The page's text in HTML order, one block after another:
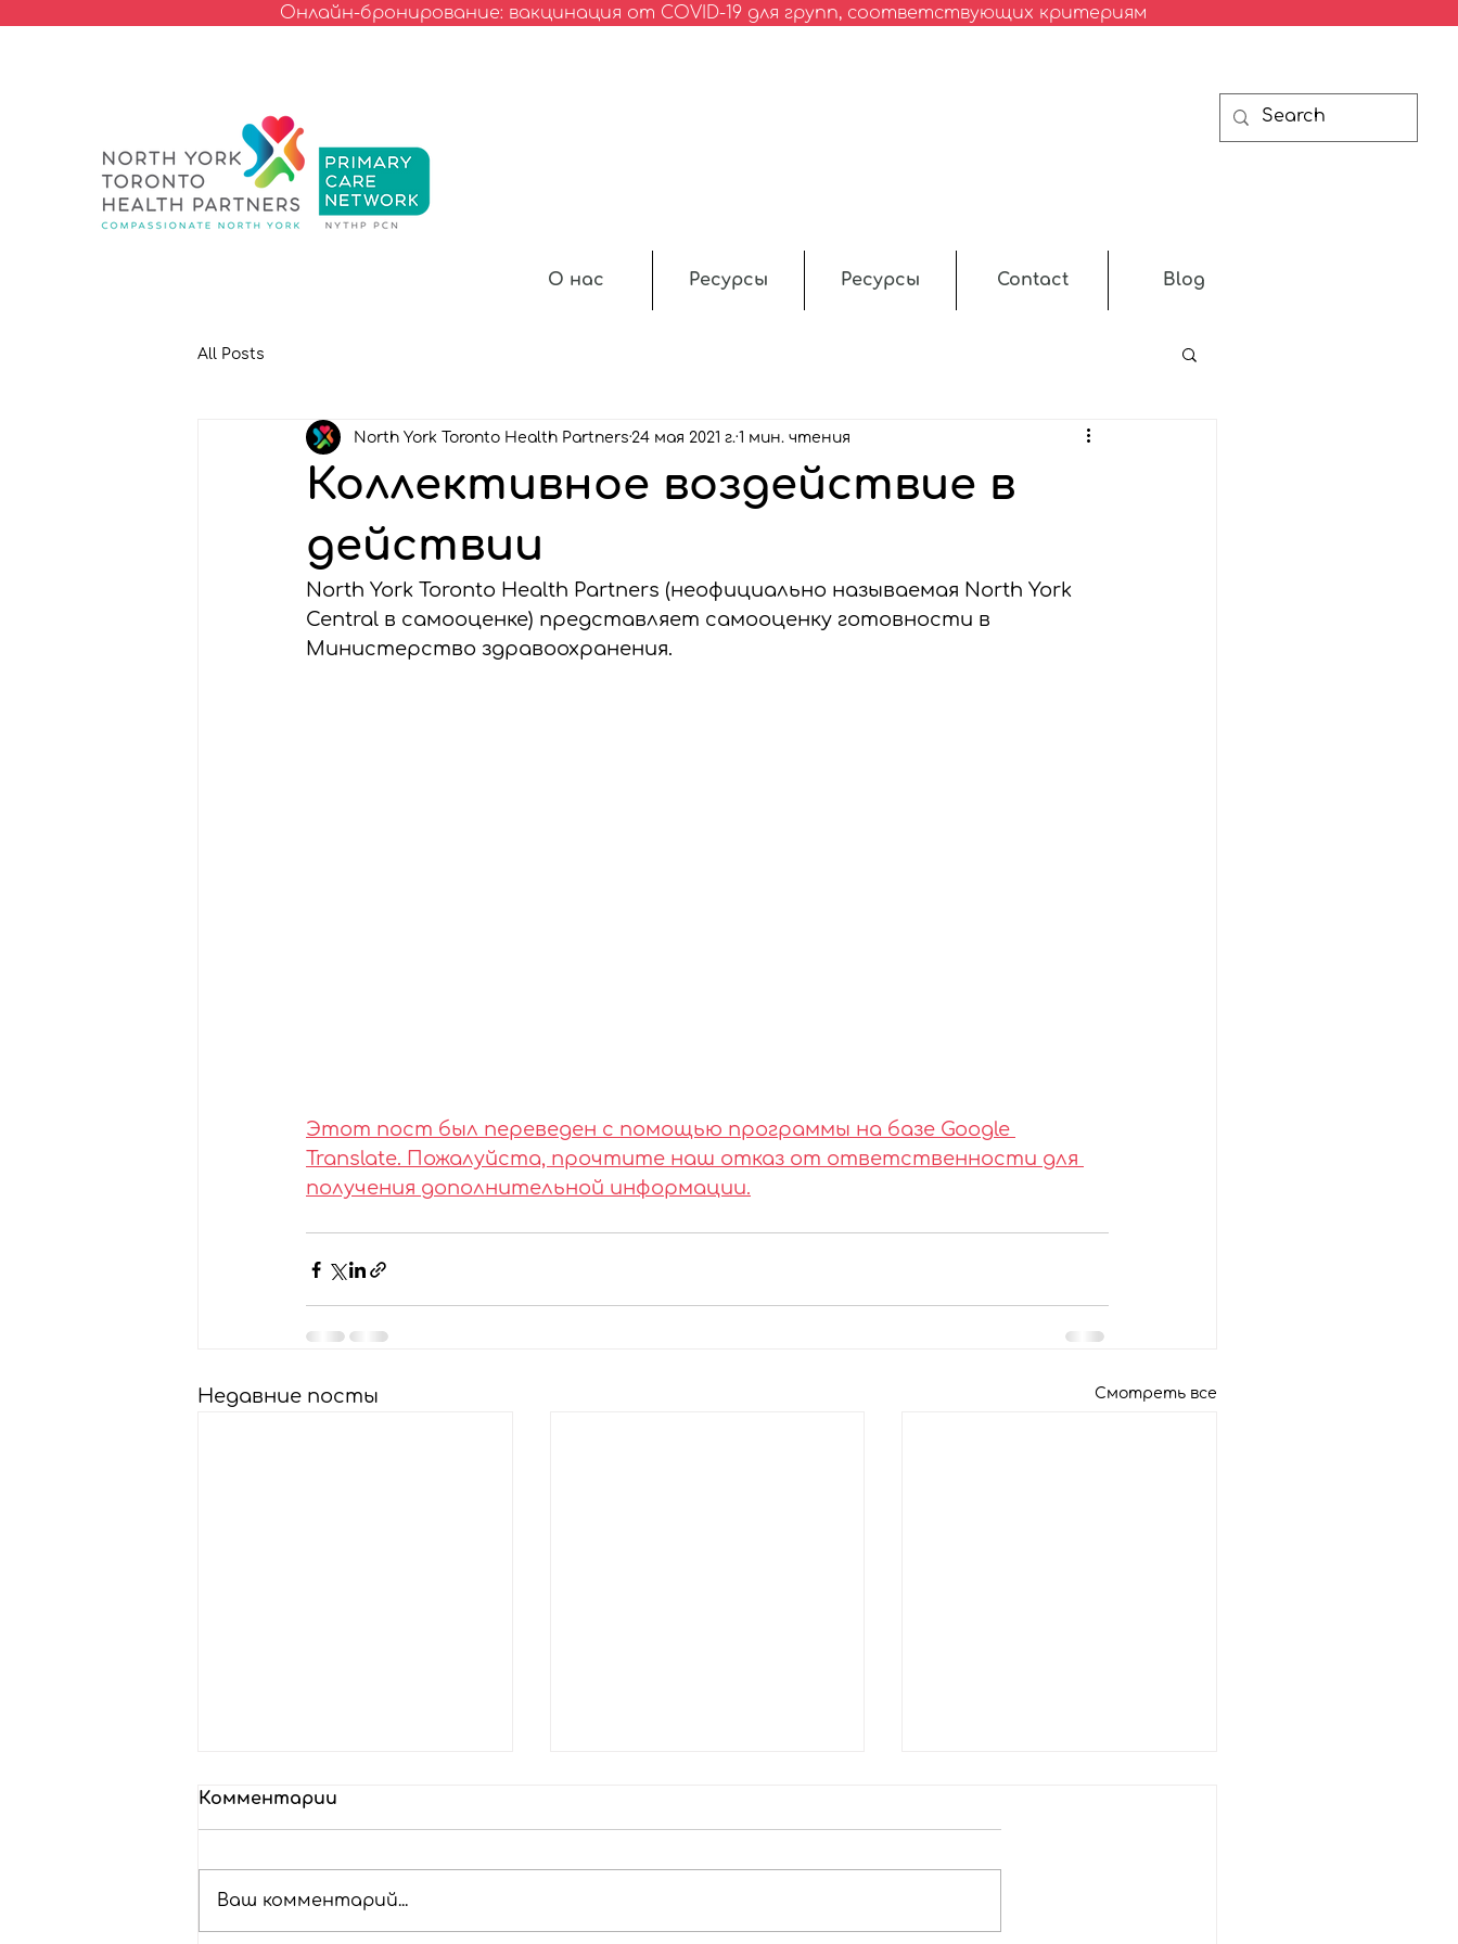
Онлайн-бронирование: вакцинация от COVID-19 для групп, соответствующих критериям
О нас Ресурсы Ресурсы Contact Blog
All Posts
Коллективное воздействие в
действии
North York Toronto Health Partners 24 мая 2021 г. 1 мин. чтения
North York Toronto Health Partners (неофициально называемая North York
Central в самооценке) представляет самооценку готовности в
Министерство здравоохранения.
Этот пост был переведен с помощью программы на базе Google
Translate. Пожалуйста, прочтите наш отказ от ответственности для
получения дополнительной информации.
Недавние посты Смотреть все
Комментарии
Ваш комментарий...